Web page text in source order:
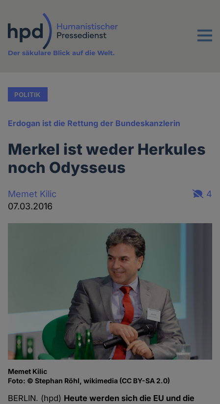
Inhalt
Menu
Der säkulare Blick auf die Welt.
POLITIK
Erdogan ist die Rettung der Bundeskanzlerin
Merkel ist weder Herkules
noch Odysseus
Memet Kilic
07.03.2016
4
Memet Kilic
Foto: © Stephan Röhl, wikimedia (CC BY-SA 2.0)
BERLIN. (hpd) Heute werden sich die EU und die